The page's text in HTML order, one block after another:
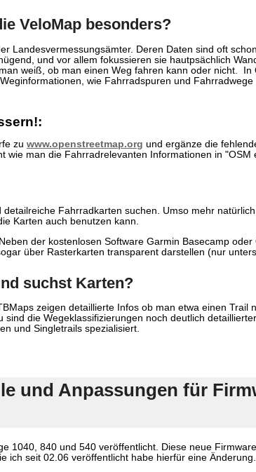
VeloMap besonders?
Landesvermessungsämter. Deren Daten sind oft
und vor allem fokussieren sie hautpsächlich
weiß, ob man einen Weg fahren kann oder nicht. In
wie Fahrradspuren und Fahrradwege
zu www.openstreetmap.org und ergänze die
wie man die Fahrradrelevanten Informationen in "OSM
Fahrradkarten suchen. Umso mehr
Karten auch benutzen kann.
der kostenlosen Software Garmin Basecamp
über Rasterkarten transparent darstellen (nur
suchst Karten?
zeigen detaillierte Infos ob man etwa einen Trail
die Wegeklassifizierungen noch deutlich
und Singletrails spezialisiert.
und Anpassungen für
1040, 840 und 540 veröffentlicht. Diese neue
ich seit 02.06 veröffentlicht habe hierfür eine Änderung.